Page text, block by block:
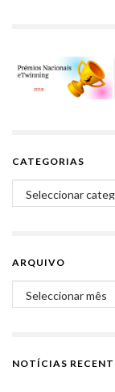
CATEGORIAS
Categorias
ARQUIVO
Arquivo
NOTÍCIAS